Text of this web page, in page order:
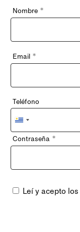
Nombre *
Email *
Teléfono
Uruguay
+598
Contraseña *
Leí y acepto los